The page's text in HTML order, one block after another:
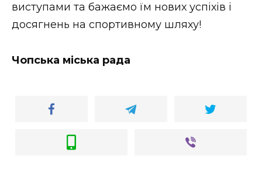
виступами та бажаємо їм нових успіхів і
досягнень на спортивному шляху!
Чопська міська рада